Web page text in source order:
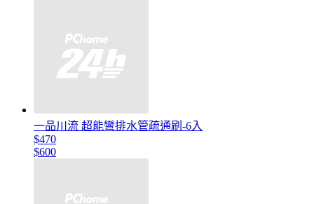
一品川流 超能彎排水管疏通刷-6入
$470
$600